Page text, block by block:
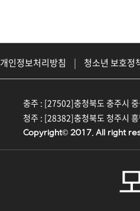
개인정보처리방침 |
청소년 보호정
충주 : [27502]충청북도 충주시
청주 : [28382]충청북도 청주시
Copyright© 2017. All right